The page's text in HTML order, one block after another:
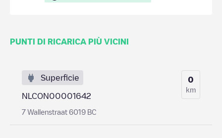
PUNTI DI RICARICA PIÙ VICINI
Superficie
NLCON00001642
7 Wallenstraat 6019 BC
0
km